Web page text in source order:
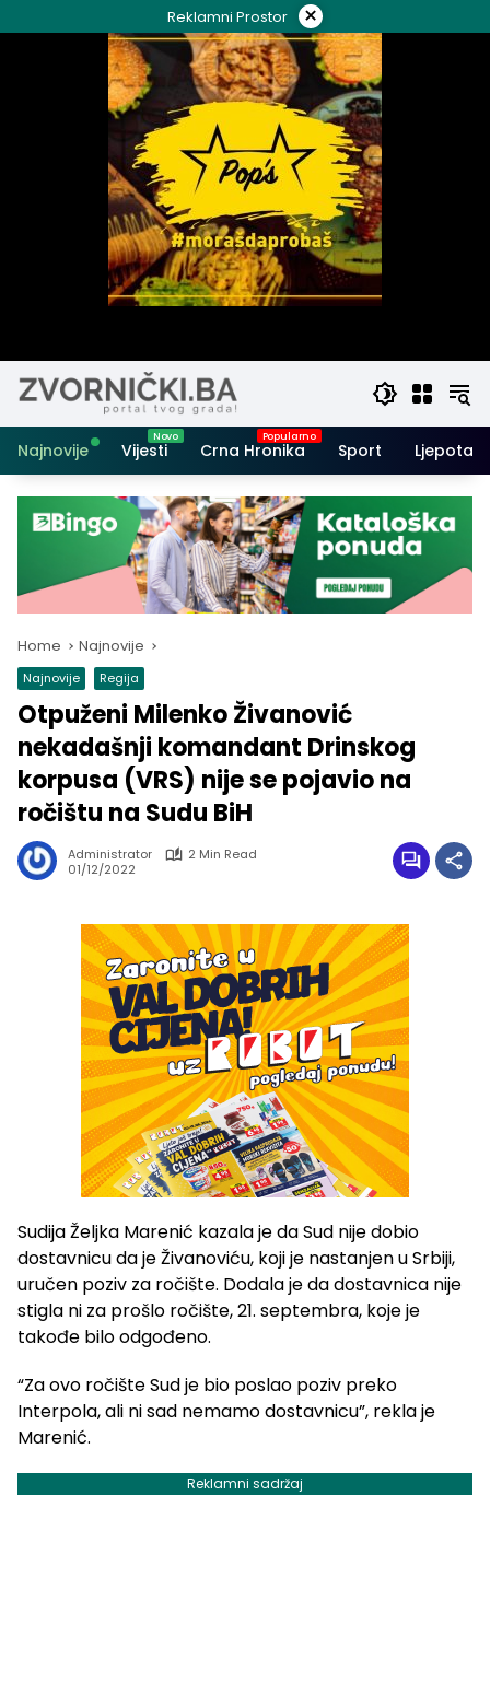
to
Reklamni Prostor ×
Najnovije Vijesti Crna Hronika Sport Ljepota i
Home Najnovije
Najnovije Regija
Otpuženi Milenko Živanović
nekadašnji komandant Drinskog
korpusa (VRS) nije se pojavio na
ročištu na Sudu BiH
Administrator
2 Min Read
01/12/2022
Sudija Željka Marenić kazala je da Sud nije dobio
dostavnicu da je Živanoviću, koji je nastanjen u Srbiji,
uručen poziv za ročište. Dodala je da dostavnica nije
stigla ni za prošlo ročište, 21. septembra, koje je
takođe bilo odgođeno.
“Za ovo ročište Sud je bio poslao poziv preko
Interpola, ali ni sad nemamo dostavnicu”, rekla je
Marenić.
Reklamni sadržaj